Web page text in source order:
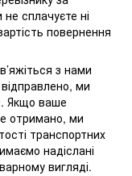
сплачуєте ні
повернення
з нами
ми
Якщо ваше
отримано, ми
транспортних
надіслані
вигляді.